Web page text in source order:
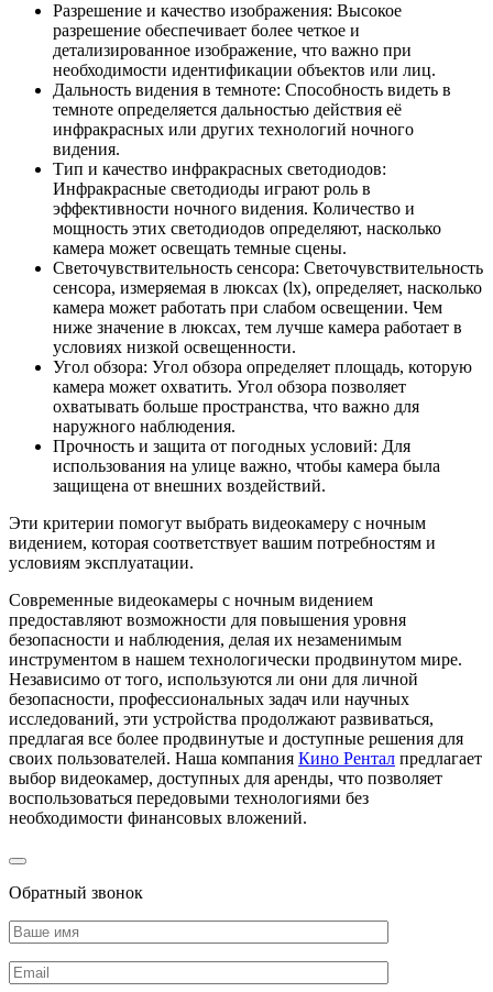
Разрешение и качество изображения: Высокое
разрешение обеспечивает более четкое и
детализированное изображение, что важно при
необходимости идентификации объектов или лиц.
Дальность видения в темноте: Способность видеть в
темноте определяется дальностью действия её
инфракрасных или других технологий ночного
видения.
Тип и качество инфракрасных светодиодов:
Инфракрасные светодиоды играют роль в
эффективности ночного видения. Количество и
мощность этих светодиодов определяют, насколько
камера может освещать темные сцены.
Светочувствительность сенсора: Светочувствительность
сенсора, измеряемая в люксах (lx), определяет, насколько
камера может работать при слабом освещении. Чем
ниже значение в люксах, тем лучше камера работает в
условиях низкой освещенности.
Угол обзора: Угол обзора определяет площадь, которую
камера может охватить. Угол обзора позволяет
охватывать больше пространства, что важно для
наружного наблюдения.
Прочность и защита от погодных условий: Для
использования на улице важно, чтобы камера была
защищена от внешних воздействий.
Эти критерии помогут выбрать видеокамеру с ночным
видением, которая соответствует вашим потребностям и
условиям эксплуатации.
Современные видеокамеры с ночным видением
предоставляют возможности для повышения уровня
безопасности и наблюдения, делая их незаменимым
инструментом в нашем технологически продвинутом мире.
Независимо от того, используются ли они для личной
безопасности, профессиональных задач или научных
исследований, эти устройства продолжают развиваться,
предлагая все более продвинутые и доступные решения для
своих пользователей. Наша компания Кино Рентал предлагает
выбор видеокамер, доступных для аренды, что позволяет
воспользоваться передовыми технологиями без
необходимости финансовых вложений.
Обратный звонок